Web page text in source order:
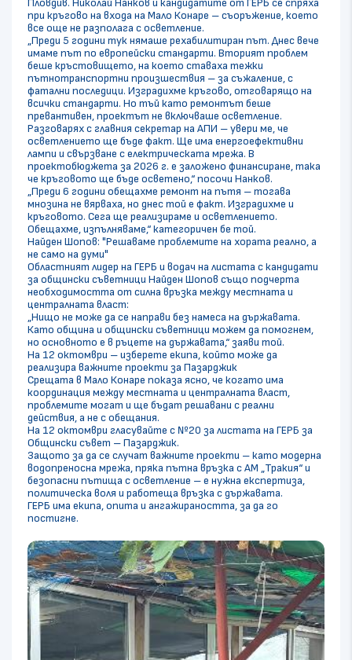
Пловдив. Николай Нанков и кандидатите от ГЕРБ се спряха
при кръгово на входа на Мало Конаре – съоръжение, което
все още не разполага с осветление.
„Преди 5 години тук нямаше рехабилитиран път. Днес вече
имаме път по европейски стандарти. Вторият проблем
беше кръстовището, на което ставаха тежки
пътнотранспортни произшествия – за съжаление, с
фатални последици. Изградихме кръгово, отговарящо на
всички стандарти. Но тъй като ремонтът беше
превантивен, проектът не включваше осветление.
Разговарях с главния секретар на АПИ – увери ме, че
осветлението ще бъде факт. Ще има енергоефективни
лампи и свързване с електрическата мрежа. В
проектобюджета за 2026 г. е заложено финансиране, така
че кръговото ще бъде осветено,“ посочи Нанков.
„Преди 6 години обещахме ремонт на пътя – тогава
мнозина не вярваха, но днес той е факт. Изградихме и
кръговото. Сега ще реализираме и осветлението.
Обещахме, изпълняваме,“ категоричен бе той.
Найден Шопов: "Решаваме проблемите на хората реално, а
не само на думи"
Областният лидер на ГЕРБ и водач на листата с кандидати
за общински съветници Найден Шопов също подчерта
необходимостта от силна връзка между местната и
централната власт:
„Нищо не може да се направи без намеса на държавата.
Като община и общински съветници можем да помогнем,
но основното е в ръцете на държавата,“ заяви той.
На 12 октомври – изберете екипа, който може да
реализира важните проекти за Пазарджик
Срещата в Мало Конаре показа ясно, че когато има
координация между местната и централната власт,
проблемите могат и ще бъдат решавани с реални
действия, а не с обещания.
На 12 октомври гласувайте с №20 за листата на ГЕРБ за
Общински съвет – Пазарджик.
Защото за да се случат важните проекти – като модерна
водопреносна мрежа, пряка пътна връзка с АМ „Тракия“ и
безопасни пътища с осветление – е нужна експертиза,
политическа воля и работеща връзка с държавата.
ГЕРБ има екипа, опита и ангажираността, за да го
постигне.